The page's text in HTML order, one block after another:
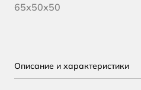
65х50х50
Описание и характеристики